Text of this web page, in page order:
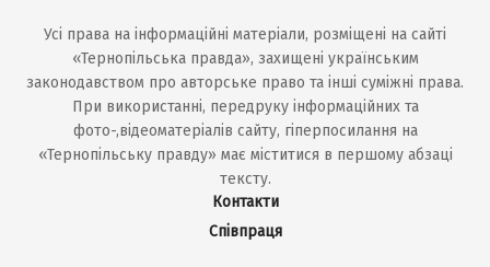
Усі права на інформаційні матеріали, розміщені на сайті
«Тернопільська правда», захищені українським
законодавством про авторське право та інші суміжні права.
При використанні, передруку інформаційних та
фото-,відеоматеріалів сайту, гіперпосилання на
«Тернопільську правду» має міститися в першому абзаці
тексту.
Контакти
Співпраця